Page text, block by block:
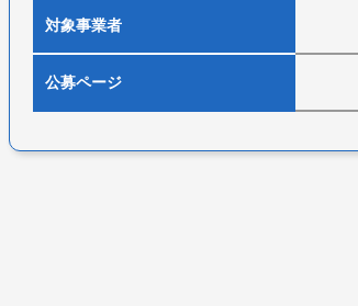
対象事業者
公募ページ